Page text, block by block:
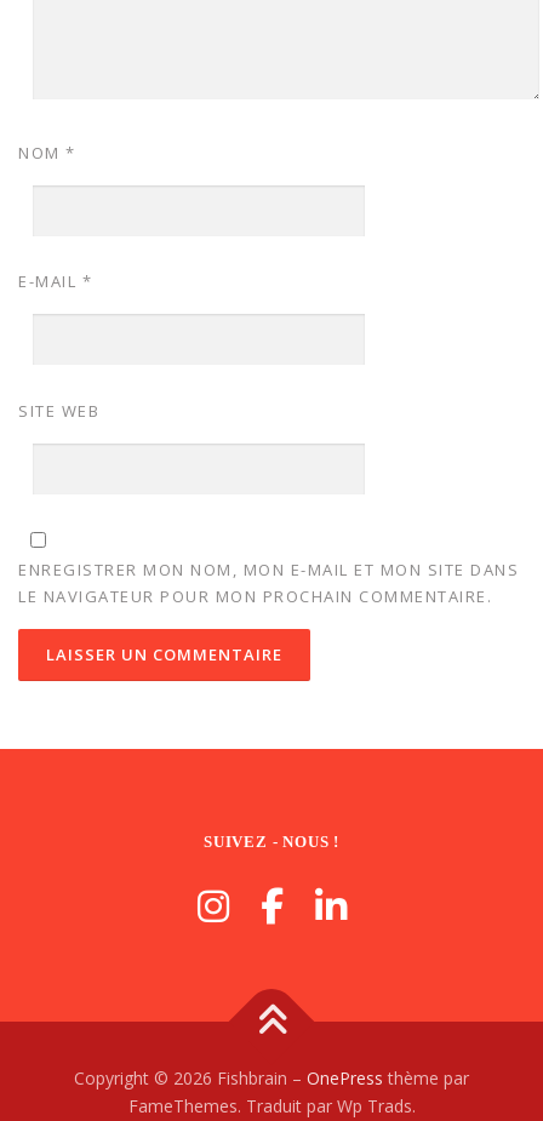
NOM *
E-MAIL *
SITE WEB
ENREGISTRER MON NOM, MON E-MAIL ET MON SITE DANS
LE NAVIGATEUR POUR MON PROCHAIN COMMENTAIRE.
SUIVEZ - NOUS !
Copyright © 2026 Fishbrain – OnePress thème par
FameThemes. Traduit par Wp Trads.